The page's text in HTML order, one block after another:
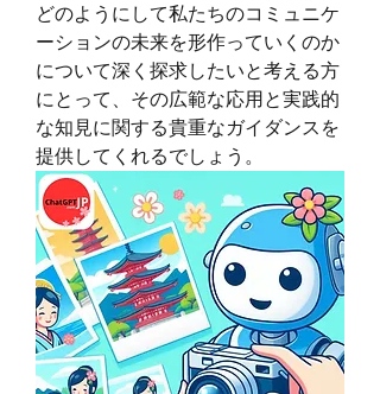
どのようにして私たちのコミュニケ
ーションの未来を形作っていくのか
について深く探求したいと考える方
にとって、その広範な応用と実践的
な知見に関する貴重なガイダンスを
提供してくれるでしょう。